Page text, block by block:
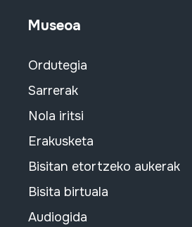
Museoa
Ordutegia
Sarrerak
Nola iritsi
Erakusketa
Bisitan etortzeko aukerak
Bisita birtuala
Audiogida